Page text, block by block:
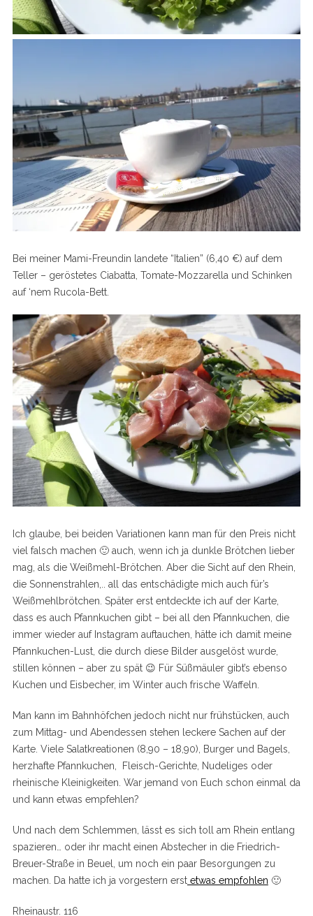
Bei meiner Mami-Freundin landete “Italien” (6,40 €) auf dem
Teller – geröstetes Ciabatta, Tomate-Mozzarella und Schinken
auf ‘nem Rucola-Bett.
Ich glaube, bei beiden Variationen kann man für den Preis nicht
viel falsch machen 🙂 auch, wenn ich ja dunkle Brötchen lieber
mag, als die Weißmehl-Brötchen. Aber die Sicht auf den Rhein,
die Sonnenstrahlen,.. all das entschädigte mich auch für’s
Weißmehlbrötchen. Später erst entdeckte ich auf der Karte,
dass es auch Pfannkuchen gibt – bei all den Pfannkuchen, die
immer wieder auf Instagram auftauchen, hätte ich damit meine
Pfannkuchen-Lust, die durch diese Bilder ausgelöst wurde,
stillen können – aber zu spät 😉 Für Süßmäuler gibt’s ebenso
Kuchen und Eisbecher, im Winter auch frische Waffeln.
Man kann im Bahnhöfchen jedoch nicht nur frühstücken, auch
zum Mittag- und Abendessen stehen leckere Sachen auf der
Karte. Viele Salatkreationen (8,90 – 18,90), Burger und Bagels,
herzhafte Pfannkuchen, Fleisch-Gerichte, Nudeliges oder
rheinische Kleinigkeiten. War jemand von Euch schon einmal da
und kann etwas empfehlen?
Und nach dem Schlemmen, lässt es sich toll am Rhein entlang
spazieren… oder ihr macht einen Abstecher in die Friedrich-
Breuer-Straße in Beuel, um noch ein paar Besorgungen zu
machen. Da hatte ich ja vorgestern erstetwas empfohlen 🙂
Rheinaustr. 116